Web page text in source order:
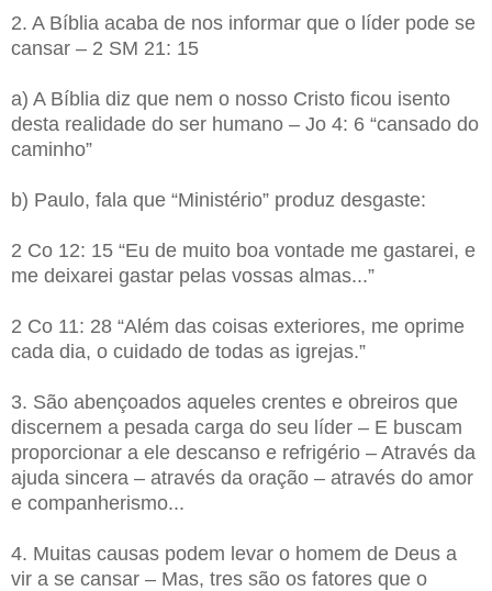
2. A Bíblia acaba de nos informar que o líder pode se
cansar – 2 SM 21: 15
a) A Bíblia diz que nem o nosso Cristo ficou isento
desta realidade do ser humano – Jo 4: 6 “cansado do
caminho”
b) Paulo, fala que “Ministério” produz desgaste:
2 Co 12: 15 “Eu de muito boa vontade me gastarei, e
me deixarei gastar pelas vossas almas...”
2 Co 11: 28 “Além das coisas exteriores, me oprime
cada dia, o cuidado de todas as igrejas.”
3. São abençoados aqueles crentes e obreiros que
discernem a pesada carga do seu líder – E buscam
proporcionar a ele descanso e refrigério – Através da
ajuda sincera – através da oração – através do amor
e companherismo...
4. Muitas causas podem levar o homem de Deus a
vir a se cansar – Mas, tres são os fatores que o